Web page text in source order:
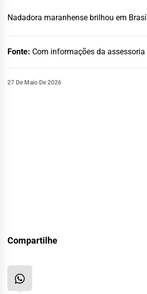
Nadadora maranhense brilhou em
Fonte: Com informações da assessoria
27 De Maio De 2026
Compartilhe